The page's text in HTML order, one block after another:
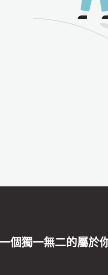
個獨一無二的屬於